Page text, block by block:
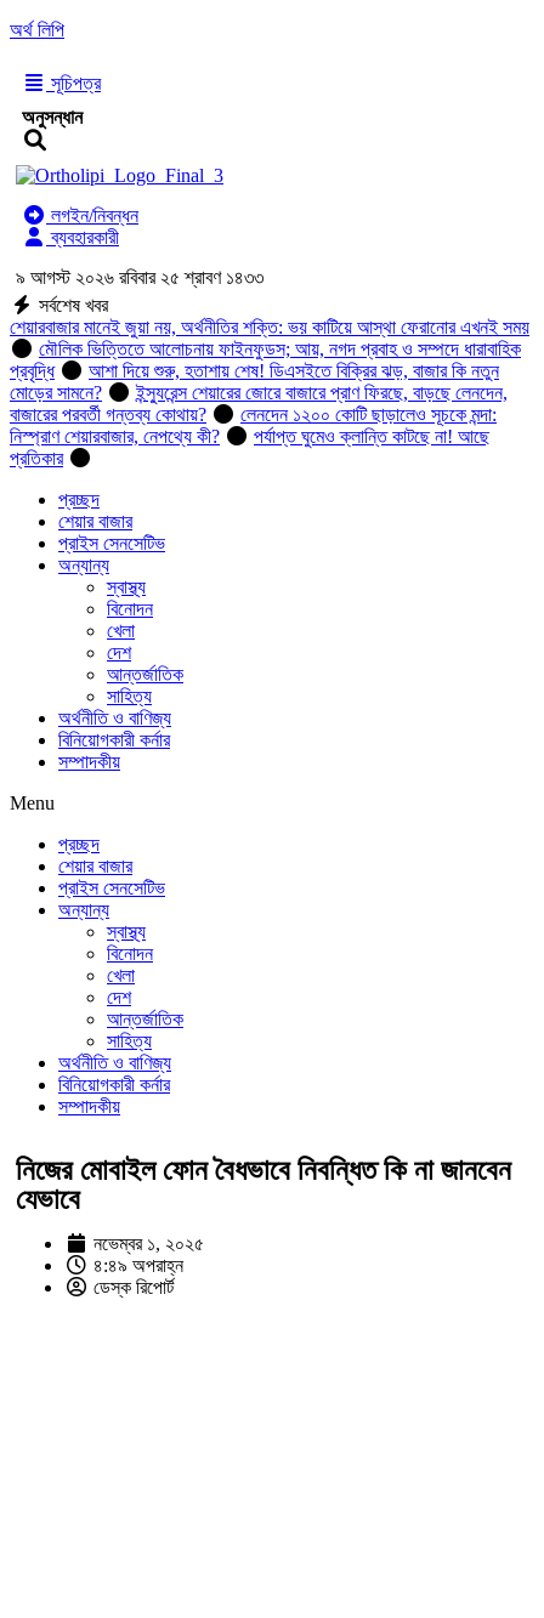
অর্থ লিপি
সূচিপত্র
অনুসন্ধান
লগইন/নিবন্ধন
ব্যবহারকারী
৯ আগস্ট ২০২৬ রবিবার ২৫ শ্রাবণ ১৪৩৩
সর্বশেষ খবর
শেয়ারবাজার মানেই জুয়া নয়, অর্থনীতির শক্তি: ভয় কাটিয়ে আস্থা ফেরানোর এখনই সময়
মৌলিক ভিত্তিতে আলোচনায় ফাইনফুডস; আয়, নগদ প্রবাহ ও সম্পদে ধারাবাহিক
প্রবৃদ্ধি
আশা দিয়ে শুরু, হতাশায় শেষ! ডিএসইতে বিক্রির ঝড়, বাজার কি নতুন
মোড়ের সামনে?
ইন্স্যুরেন্স শেয়ারের জোরে বাজারে প্রাণ ফিরছে, বাড়ছে লেনদেন,
বাজারের পরবর্তী গন্তব্য কোথায়?
লেনদেন ১২০০ কোটি ছাড়ালেও সূচকে মন্দা:
নিস্প্রাণ শেয়ারবাজার, নেপথ্যে কী?
পর্যাপ্ত ঘুমেও ক্লান্তি কাটছে না! আছে
প্রতিকার
প্রচ্ছদ
শেয়ার বাজার
প্রাইস সেনসেটিভ
অন্যান্য
স্বাস্থ্য
বিনোদন
খেলা
দেশ
আন্তর্জাতিক
সাহিত্য
অর্থনীতি ও বাণিজ্য
বিনিয়োগকারী কর্নার
সম্পাদকীয়
Menu
প্রচ্ছদ
শেয়ার বাজার
প্রাইস সেনসেটিভ
অন্যান্য
স্বাস্থ্য
বিনোদন
খেলা
দেশ
আন্তর্জাতিক
সাহিত্য
অর্থনীতি ও বাণিজ্য
বিনিয়োগকারী কর্নার
সম্পাদকীয়
নিজের মোবাইল ফোন বৈধভাবে নিবন্ধিত কি না জানবেন
যেভাবে
নভেম্বর ১, ২০২৫
৪:৪৯ অপরাহ্ন
ডেস্ক রিপোর্ট